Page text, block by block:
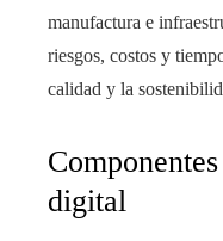
manufactura e
riesgos, costos y
calidad y la
digital